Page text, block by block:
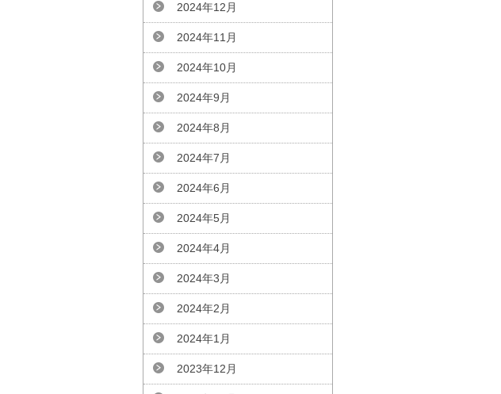
2024年12月
2024年11月
2024年10月
2024年9月
2024年8月
2024年7月
2024年6月
2024年5月
2024年4月
2024年3月
2024年2月
2024年1月
2023年12月